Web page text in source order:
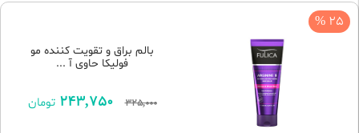
25 %
بالم براق و تقویت کننده مو
فولیکا حاوی آ ...
325,000
243,750 تومان